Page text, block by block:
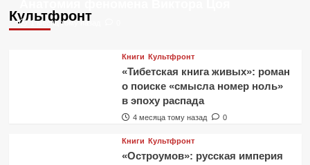
Культфронт
1 месяц тому назад
Книги Культфронт
«Тибетская книга живых»: роман
о поиске «смысла номер ноль»
в эпоху распада
4 месяца тому назад 0
Книги Культфронт
«Остроумов»: русская империя